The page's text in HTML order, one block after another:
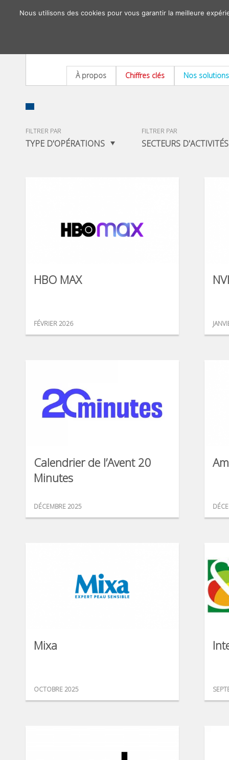
À propos Chiffres clés Nos solutions
FILTRER PAR
TYPE D'OPÉRATIONS
FILTRER PAR
SECTEURS D'ACTIVITÉS
HBO MAX
FÉVRIER 2026
Calendrier de l’Avent 20
Minutes
DÉCEMBRE 2025
Mixa
OCTOBRE 2025
Nous utilisons des cookies pour vous garantir la meilleure